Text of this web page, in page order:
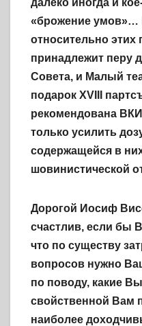
«брожение умов»…
относительно этих
принадлежит перу
Совета, и Малый
подарок XVIII
рекомендована
только усилить
содержащейся в
шовинистической
Дорогой Иосиф
счастлив, если бы
что по существу
вопросов нужно
по поводу, какие
свойственной Вам
наиболее